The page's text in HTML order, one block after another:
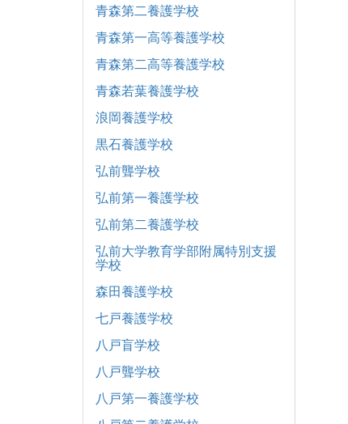
青森第二養護学校
青森第一高等養護学校
青森第二高等養護学校
青森若葉養護学校
浪岡養護学校
黒石養護学校
弘前聾学校
弘前第一養護学校
弘前第二養護学校
弘前大学教育学部附属特別支援
学校
森田養護学校
七戸養護学校
八戸盲学校
八戸聾学校
八戸第一養護学校